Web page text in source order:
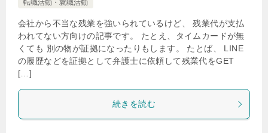
転職活動・就職活動
会社から不当な残業を強いられているけど、 残業代が支払
われてない方向けの記事です。 たとえ、タイムカードが無
くても 別の物が証拠になったりもします。 たとば、 LINE
の履歴などを証拠として弁護士に依頼して残業代をGET
[…]
続きを読む